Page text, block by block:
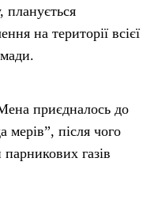
планується
на території всієї
приєдналось до
мерів”, після чого
газів